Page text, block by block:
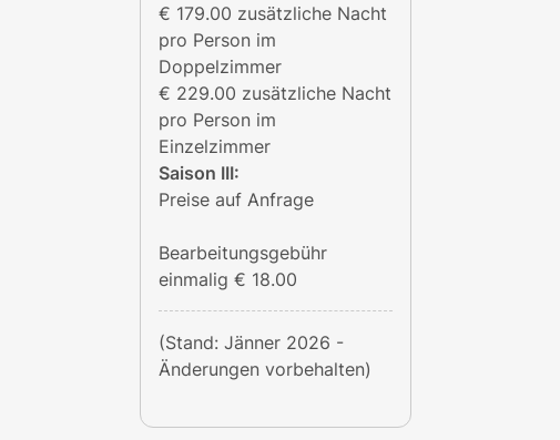
€ 179.00 zusätzliche Nacht
pro Person im
Doppelzimmer
€ 229.00 zusätzliche Nacht
pro Person im
Einzelzimmer
Saison III:
Preise auf Anfrage
Bearbeitungsgebühr
einmalig € 18.00
(Stand: Jänner 2026 -
Änderungen vorbehalten)